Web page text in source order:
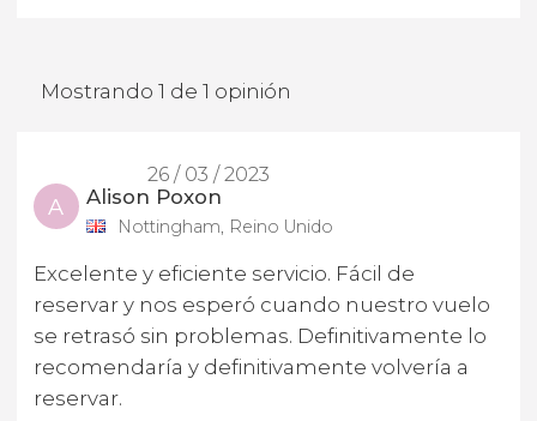
Mostrando 1 de 1 opinión
26 / 03 / 2023
A Alison Poxon
Nottingham, Reino Unido
Excelente y eficiente servicio. Fácil de
reservar y nos esperó cuando nuestro vuelo
se retrasó sin problemas. Definitivamente lo
recomendaría y definitivamente volvería a
reservar.